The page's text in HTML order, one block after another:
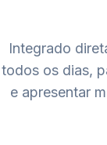
Integrado
todos os dias,
e apresentar